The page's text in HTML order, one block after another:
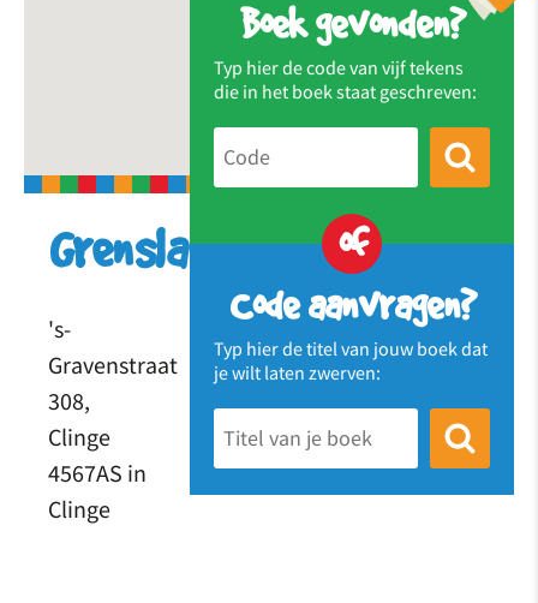
Boek gevonden?
Typ hier de code van vijf tekens
die in het boek staat geschreven:
of
Code aanvragen?
Typ hier de titel van jouw boek dat
je wilt laten zwerven:
Grenslander
's-
Gravenstraat
308,
Clinge
4567AS in
Clinge